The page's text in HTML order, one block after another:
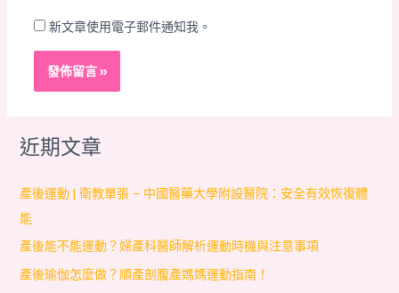
新文章使用電子郵件通知我。
近期文章
產後運動 | 衛教單張 – 中國醫藥大學附設醫院：安全有效恢復體
能
產後能不能運動？婦產科醫師解析運動時機與注意事項
產後瑜伽怎麼做？順產剖腹產媽媽運動指南！